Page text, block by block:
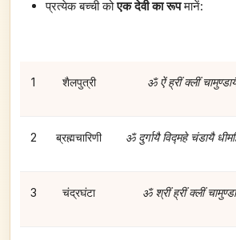
प्रत्येक बच्ची कोएक देवी का रूपमानें:
1 शैलपुत्री ॐ ऐं ह्रीं क्लीं
2 ब्रह्मचारिणी ॐ दुर्गायै विद्महे चंडायै
3 चंद्रघंटा ॐ श्रीं ह्रीं क्लीं